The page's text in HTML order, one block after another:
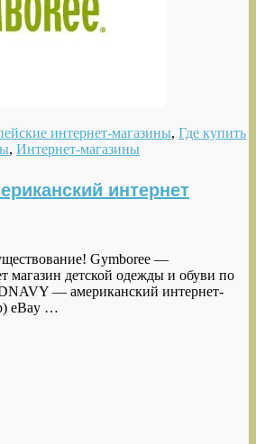
интернет-магазины, Где купить
, Интернет-магазины
интернет
Gymboree —
магазин детской одежды и обуви по
— американский интернет-
eBay …